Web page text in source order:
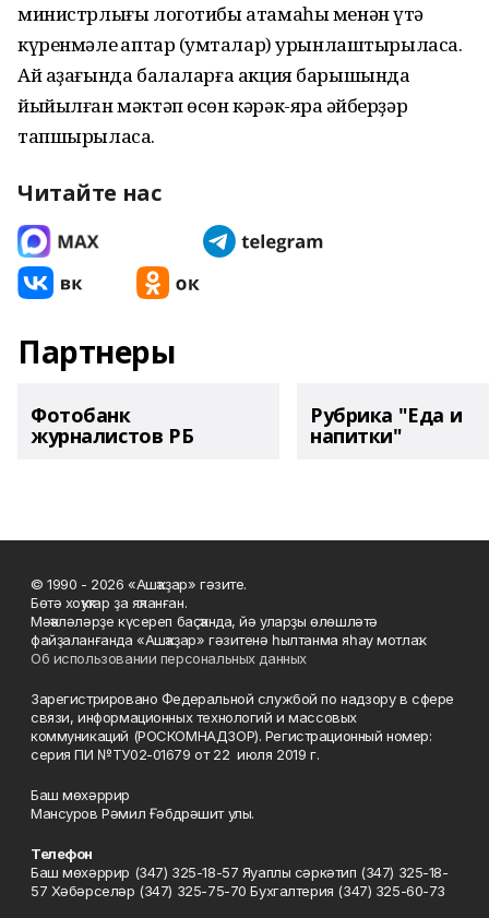
министрлығы логотибы атамаһы менән үтә
күренмәле ҡаптар (ҡумталар) урынлаштырыласаҡ.
Ай аҙағында балаларға акция барышында
йыйылған мәктәп өсөн кәрәк-яраҡ әйберҙәр
тапшырыласаҡ.
Читайте нас
Партнеры
Фотобанк
журналистов РБ
Рубрика "Еда и
напитки"
© 1990 - 2026 «Ашҡаҙар» гәзите.
Бөтә хоҡуҡтар ҙа яҡланған.
Мәҡәләләрҙе күсереп баҫҡанда, йә уларҙы өлөшләтә
файҙаланғанда «Ашҡаҙар» гәзитенә һылтанма яһау мотлаҡ.
Об использовании персональных данных
Зарегистрировано Федеральной службой по надзору в сфере
связи, информационных технологий и массовых
коммуникаций (РОСКОМНАДЗОР). Регистрационный номер:
серия ПИ №ТУ02-01679 от 22 июля 2019 г.
Баш мөхәррир
Мансуров Рәмил Ғәбдрәшит улы.
Телефон
Баш мөхәррир (347) 325-18-57 Яуаплы сәркәтип (347) 325-18-
57 Хәбәрселәр (347) 325-75-70 Бухгалтерия (347) 325-60-73